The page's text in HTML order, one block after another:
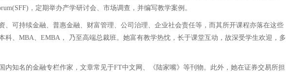
，定期举办产学研讨会、市场调查，并编写教学案例。
、可持续金融、普惠金融、财富管理、公司治理、企业社会责任等，而其所开课程亦落在这些
科、MBA、EMBA， 乃至高端总裁班。她富有教学热忱，长于课堂互动，故深受学生欢迎，多
内知名的金融专栏作家，文章常见于FT中文网、《陆家嘴》等刊物。此外，她在证券交易所担